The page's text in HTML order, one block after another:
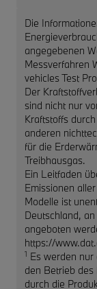
Die
angegebenen
Messverfahren
vehicles Test
Der
sind nicht nur
Kraftstoffs
anderen
für die
Treibhausgas.
Ein Leitfaden
Emissionen
Modelle ist
Deutschland,
angeboten
https://
1 Es werden nur
den Betrieb des
durch die